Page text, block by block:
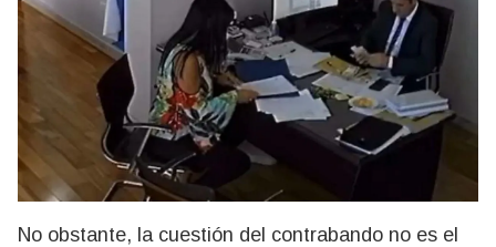
No obstante, la cuestión del contrabando no es el